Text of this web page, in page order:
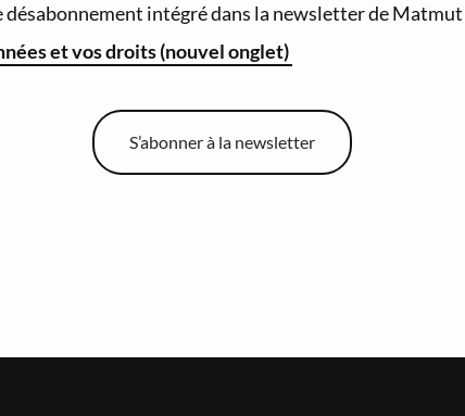
intégré dans la newsletter de
et vos droits (nouvel onglet)
S’abonner à la newsletter